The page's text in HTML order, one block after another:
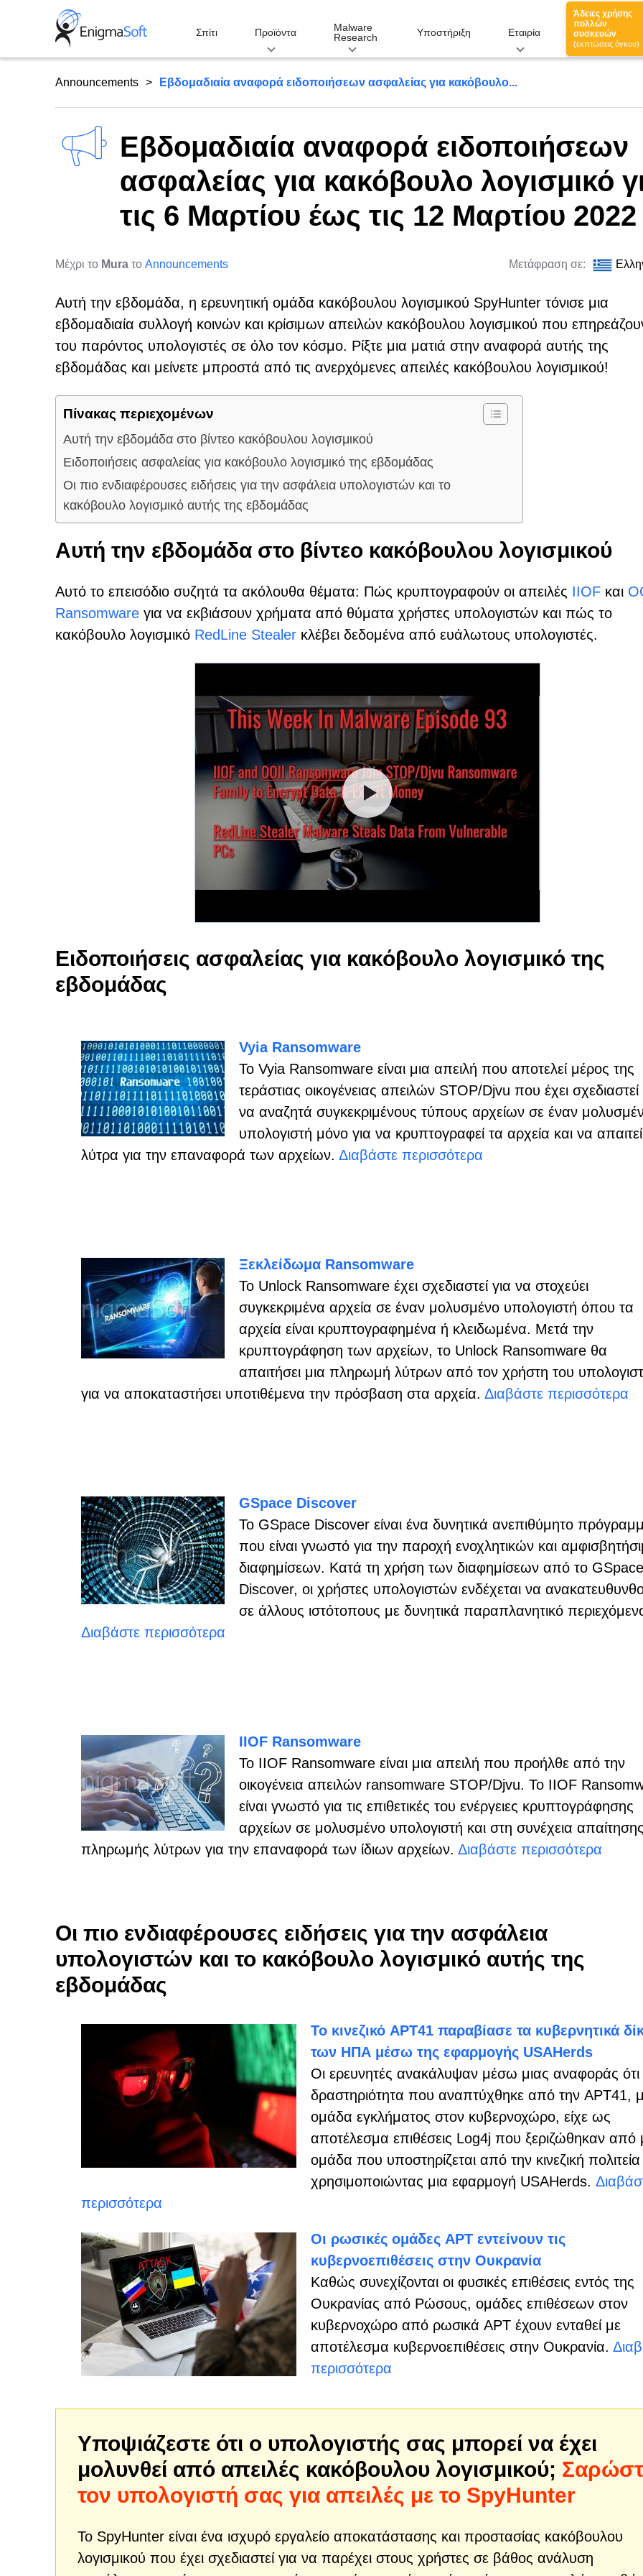
Σπίτι Προϊόντα
Malware
Research
Υποστήριξη Εταιρία
Άδειες χρήσης
πολλών
συσκευών
(εκπτώσεις όγκου)
Announcements Εβδομαδιαία αναφορά ειδοποιήσεων ασφαλείας για κακόβουλο...
Εβδομαδιαία αναφορά ειδοποιήσεων
ασφαλείας για κακόβουλο λογισμικό
τις 6 Μαρτίου έως τις 12 Μαρτίου 2022
Μέχρι το Mura το Announcements Μετάφραση σε:
Αυτή την εβδομάδα, η ερευνητική ομάδα κακόβουλου λογισμικού SpyHunter τόνισε μια
εβδομαδιαία συλλογή κοινών και κρίσιμων απειλών κακόβουλου λογισμικού που
του παρόντος υπολογιστές σε όλο τον κόσμο. Ρίξτε μια ματιά στην αναφορά αυτής της
εβδομάδας και μείνετε μπροστά από τις ανερχόμενες απειλές κακόβουλου λογισμικού!
Πίνακας περιεχομένων
Αυτή την εβδομάδα στο βίντεο κακόβουλου λογισμικού
Ειδοποιήσεις ασφαλείας για κακόβουλο λογισμικό της εβδομάδας
Οι πιο ενδιαφέρουσες ειδήσεις για την ασφάλεια υπολογιστών και το
κακόβουλο λογισμικό αυτής της εβδομάδας
Αυτή την εβδομάδα στο βίντεο κακόβουλου λογισμικού
Αυτό το επεισόδιο συζητά τα ακόλουθα θέματα: Πώς κρυπτογραφούν οι απειλές IIOF και
Ransomware για να εκβιάσουν χρήματα από θύματα χρήστες υπολογιστών και πώς το
κακόβουλο λογισμικό RedLine Stealer κλέβει δεδομένα από ευάλωτους υπολογιστές.
Ειδοποιήσεις ασφαλείας για κακόβουλο λογισμικό της
εβδομάδας
Vyia Ransomware
Το Vyia Ransomware είναι μια απειλή που αποτελεί μέρος της
τεράστιας οικογένειας απειλών STOP/Djvu που έχει σχεδιαστεί
να αναζητά συγκεκριμένους τύπους αρχείων σε έναν
υπολογιστή μόνο για να κρυπτογραφεί τα αρχεία και να απαιτεί
λύτρα για την επαναφορά των αρχείων. Διαβάστε περισσότερα
Ξεκλείδωμα Ransomware
Το Unlock Ransomware έχει σχεδιαστεί για να στοχεύει
συγκεκριμένα αρχεία σε έναν μολυσμένο υπολογιστή όπου τα
αρχεία είναι κρυπτογραφημένα ή κλειδωμένα. Μετά την
κρυπτογράφηση των αρχείων, το Unlock Ransomware θα
απαιτήσει μια πληρωμή λύτρων από τον χρήστη του
για να αποκαταστήσει υποτιθέμενα την πρόσβαση στα αρχεία. Διαβάστε περισσότερα
GSpace Discover
Το GSpace Discover είναι ένα δυνητικά ανεπιθύμητο
που είναι γνωστό για την παροχή ενοχλητικών και
διαφημίσεων. Κατά τη χρήση των διαφημίσεων από το GSpace
Discover, οι χρήστες υπολογιστών ενδέχεται να
σε άλλους ιστότοπους με δυνητικά παραπλανητικό
Διαβάστε περισσότερα
IIOF Ransomware
Το IIOF Ransomware είναι μια απειλή που προήλθε από την
οικογένεια απειλών ransomware STOP/Djvu. Το IIOF
είναι γνωστό για τις επιθετικές του ενέργειες κρυπτογράφησης
αρχείων σε μολυσμένο υπολογιστή και στη συνέχεια απαίτησης
πληρωμής λύτρων για την επαναφορά των ίδιων αρχείων. Διαβάστε περισσότερα
Οι πιο ενδιαφέρουσες ειδήσεις για την ασφάλεια
υπολογιστών και το κακόβουλο λογισμικό αυτής της
εβδομάδας
Το κινεζικό APT41 παραβίασε τα κυβερνητικά
των ΗΠΑ μέσω της εφαρμογής USAHerds
Οι ερευνητές ανακάλυψαν μέσω μιας αναφοράς ότι
δραστηριότητα που αναπτύχθηκε από την APT41,
ομάδα εγκλήματος στον κυβερνοχώρο, είχε ως
αποτέλεσμα επιθέσεις Log4j που ξεριζώθηκαν από
ομάδα που υποστηρίζεται από την κινεζική πολιτεία
χρησιμοποιώντας μια εφαρμογή USAHerds.
περισσότερα
Οι ρωσικές ομάδες APT εντείνουν τις
κυβερνοεπιθέσεις στην Ουκρανία
Καθώς συνεχίζονται οι φυσικές επιθέσεις εντός της
Ουκρανίας από Ρώσους, ομάδες επιθέσεων στον
κυβερνοχώρο από ρωσικά APT έχουν ενταθεί με
αποτέλεσμα κυβερνοεπιθέσεις στην Ουκρανία.
περισσότερα
Υποψιάζεστε ότι ο υπολογιστής σας μπορεί να έχει
μολυνθεί από απειλές κακόβουλου λογισμικού;
τον υπολογιστή σας για απειλές με το SpyHunter
Το SpyHunter είναι ένα ισχυρό εργαλείο αποκατάστασης και προστασίας κακόβουλου
λογισμικού που έχει σχεδιαστεί για να παρέχει στους χρήστες σε βάθος ανάλυση